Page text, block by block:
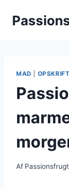
MAD
Af Passionsfrugt